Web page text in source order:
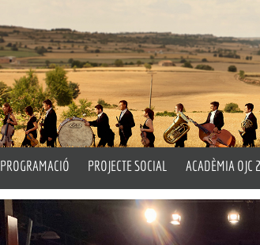
i Titular
PROGRAMACIÓ
Activitats
PROJECTE SOCIAL
Un Matí d’Orquestra
Drum Circle
ACADÈMIA OJC